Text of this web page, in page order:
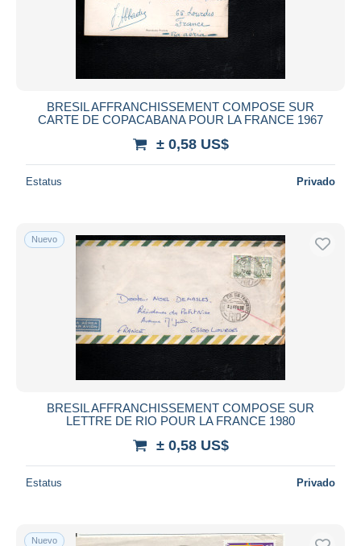
BRESIL AFFRANCHISSEMENT COMPOSE SUR
CARTE DE COPACABANA POUR LA FRANCE 1967
± 0,58 US$
Estatus Privado
Nuevo
BRESIL AFFRANCHISSEMENT COMPOSE SUR
LETTRE DE RIO POUR LA FRANCE 1980
± 0,58 US$
Estatus Privado
Nuevo